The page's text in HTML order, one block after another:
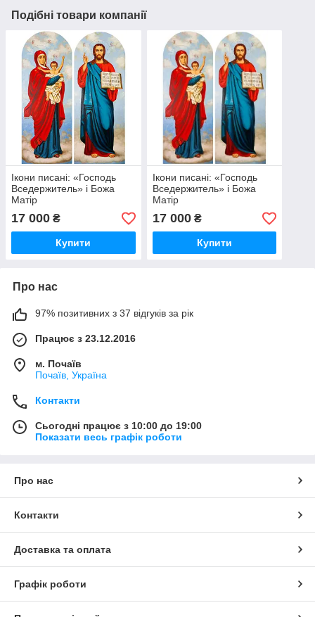
Подібні товари компанії
Ікони писані: «Господь
Вседержитель» і Божа
Матір
17 000 ₴
Купити
Ікони писані: «Господь
Вседержитель» і Божа
Матір
17 000₴
Купити
Про нас
97% позитивних з 37 відгуків за рік
Працює з 23.12.2016
м. Почаїв
Почаїв, Україна
Контакти
Сьогодні працює з 10:00 до 19:00
Показати весь графік роботи
Про нас
Контакти
Доставка та оплата
Графік роботи